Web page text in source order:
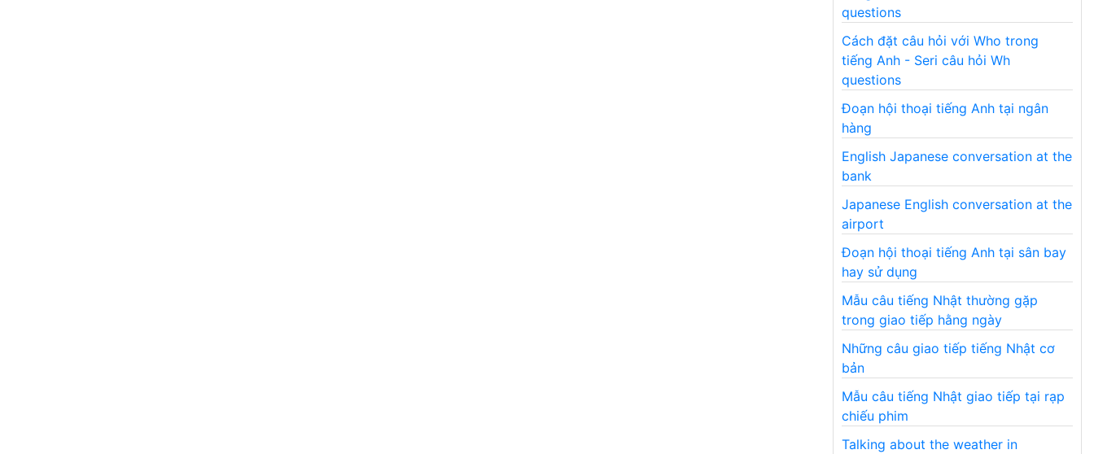
questions
Cách đặt câu hỏi với Who trong
tiếng Anh - Seri câu hỏi Wh
questions
Đoạn hội thoại tiếng Anh tại ngân
hàng
English Japanese conversation at the
bank
Japanese English conversation at the
airport
Đoạn hội thoại tiếng Anh tại sân bay
hay sử dụng
Mẫu câu tiếng Nhật thường gặp
trong giao tiếp hằng ngày
Những câu giao tiếp tiếng Nhật cơ
bản
Mẫu câu tiếng Nhật giao tiếp tại rạp
chiếu phim
Talking about the weather in